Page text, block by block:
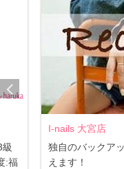
:福
I-nails 大宮店
独自のバックア
えます！